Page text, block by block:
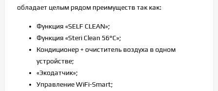
обладает целым рядом преимуществ так как:
Функция «SELF CLEAN»;
Функция «Steri Clean 56°С»;
Кондиционер + очиститель воздуха в одном
устройстве;
«Экодатчик»;
Управление WiFi-Smart;